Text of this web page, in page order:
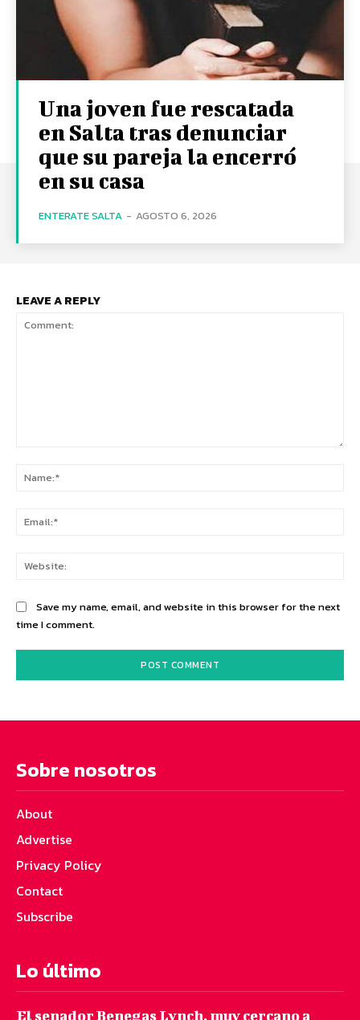
Una joven fue rescatada
en Salta tras denunciar
que su pareja la encerró
en su casa
ENTERATE SALTA - AGOSTO 6, 2026
LEAVE A REPLY
Save my name, email, and website in this browser for the next
time I comment.
Sobre nosotros
About
Advertise
Privacy Policy
Contact
Subscribe
Lo último
El senador Benegas Lynch, muy cercano a